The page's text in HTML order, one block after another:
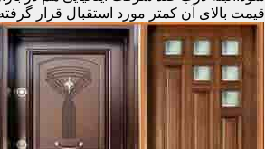
قیمت بالای آن کمتر مورد استقبال قرار